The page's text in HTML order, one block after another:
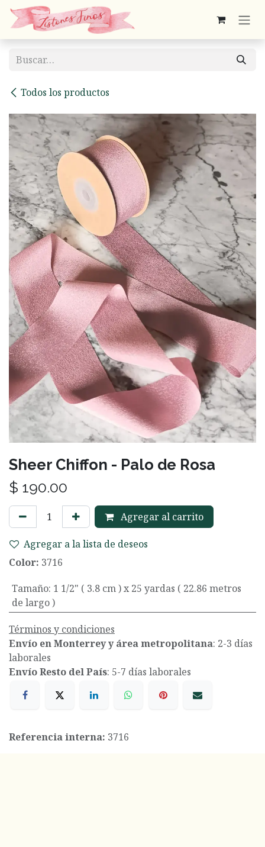
Ir al contenido
Todos los productos
Sheer Chiffon - Palo de Rosa
$ 190.00
Agregar al carrito
Agregar a la lista de deseos
Color: 3716
Tamaño: 1 1/2" ( 3.8 cm ) x 25 yardas ( 22.86 metros
de largo )
Términos y condiciones
Envío en Monterrey y área metropolitana: 2-3 días
laborales
Envío Resto del País: 5-7 días laborales
Referencia interna: 3716